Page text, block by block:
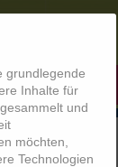
grundlegende
Inhalte für
und
möchten,
Technologien
MEDIATHEK